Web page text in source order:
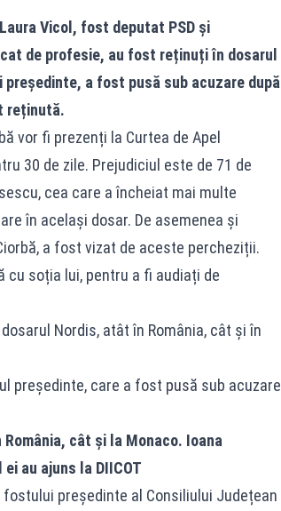
Vicol, fost deputat PSD și
de profesie, au fost reținuți în dosarul
a fost pusă sub acuzare după
reținută.
vor fi prezenți la Curtea de Apel
30 de zile. Prejudiciul este de 71 de
cea care a încheiat mai multe
în același dosar. De asemenea și
a fost vizat de aceste percheziții.
cu soția lui, pentru a fi audiați de
Nordis, atât în România, cât și în
președinte, care a fost pusă sub acuzare
cât și la Monaco. Ioana
au ajuns la DIICOT
președinte al Consiliului Județean